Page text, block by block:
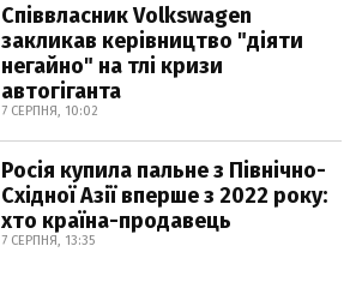
Співвласник Volkswagen
закликав керівництво "діяти
негайно" на тлі кризи
автогіганта
7 СЕРПНЯ, 10:02
Росія купила пальне з Північно-
Східної Азії вперше з 2022 року:
хто країна-продавець
7 СЕРПНЯ, 13:35